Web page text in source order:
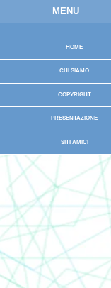
MENU
HOME
CHI SIAMO
COPYRIGHT
PRESENTAZIONE
SITI AMICI